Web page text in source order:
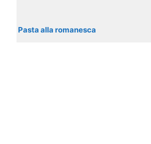
Pasta alla romanesca